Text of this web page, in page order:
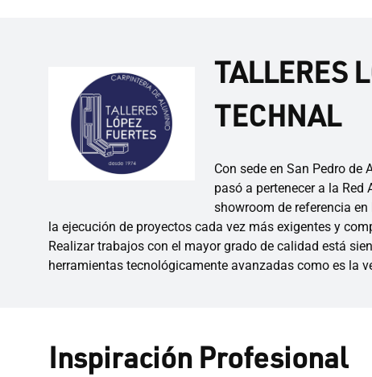
TALLERES
TECHNAL
Con sede en San Pedro
pasó a pertenecer a la
showroom de referencia
la ejecución de proyectos cada vez más exigentes y
Realizar trabajos con el mayor grado de calidad está
herramientas tecnológicamente avanzadas como es la
Inspiración Profesional